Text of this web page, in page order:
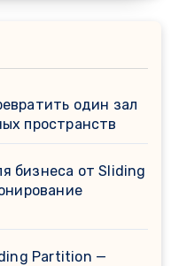
один зал
пространств
бизнеса от Sliding
Partition —